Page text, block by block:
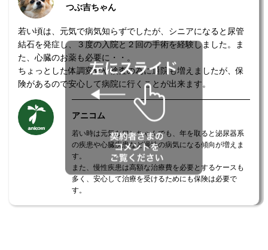
つぶ吉ちゃん
若い頃は、元気で病気知らずでしたが、シニアになると尿管
結石を発症し、３度の入院と２回の手術を経験しました。ま
た、心臓のお薬も必要に・・。
ちょっとした体調変化や検査の為に通院も増えましたが、保
険があるので安心して病院に行くことが出来ます。
アニコム
若い時は元気なワンちゃんでも、年を取ると泌尿器系
の疾患や心臓疾患など慢性の病気になる傾向が増えま
す。
また、慢性疾患は高額な治療費を必要とするケースも
多く、安心して治療を受けるためにも保険は必要で
す。